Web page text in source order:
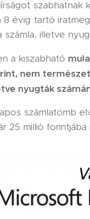
szabhatnak
8 évig tartó
számla, illetve
a kiszabható
nem
nyugták
számlatömb
25 millió